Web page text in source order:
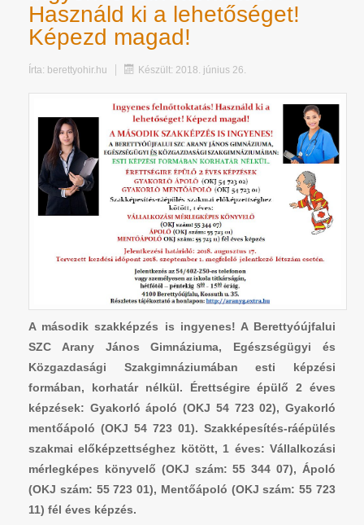
Használd ki a lehetőséget!
Képezd magad!
Írta: berettyohir.hu Készült: 2018. június 26.
A második szakképzés is ingyenes! A Berettyóújfalui
SZC Arany János Gimnáziuma, Egészségügyi és
Közgazdasági Szakgimnáziumában esti képzési
formában, korhatár nélkül. Érettségire épülő 2 éves
képzések: Gyakorló ápoló (OKJ 54 723 02), Gyakorló
mentőápoló (OKJ 54 723 01). Szakképesítés-ráépülés
szakmai előképzettséghez kötött, 1 éves: Vállalkozási
mérlegképes könyvelő (OKJ szám: 55 344 07), Ápoló
(OKJ szám: 55 723 01), Mentőápoló (OKJ szám: 55 723
11) fél éves képzés.